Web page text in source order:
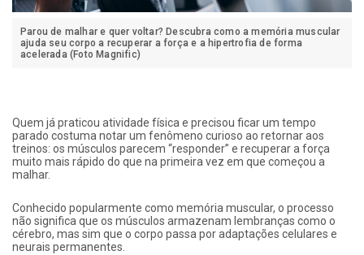
Parou de malhar e quer voltar? Descubra como a memória muscular
ajuda seu corpo a recuperar a força e a hipertrofia de forma
acelerada (Foto Magnific)
Quem já praticou atividade física e precisou ficar um tempo
parado costuma notar um fenômeno curioso ao retornar aos
treinos: os músculos parecem “responder” e recuperar a força
muito mais rápido do que na primeira vez em que começou a
malhar.
Conhecido popularmente como memória muscular, o processo
não significa que os músculos armazenam lembranças como o
cérebro, mas sim que o corpo passa por adaptações celulares e
neurais permanentes.